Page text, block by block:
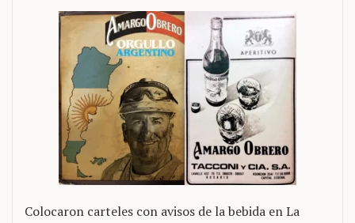
Colocaron carteles con avisos de la bebida en La